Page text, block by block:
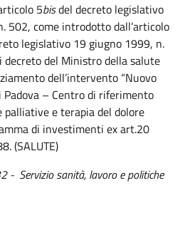
5bisdel decreto legislativo
502, come introdotto dall’articolo
legislativo 19 giugno 1999, n.
decreto del Ministro della salute
dell’intervento “Nuovo
Padova – Centro di riferimento
palliative e terapia del dolore
di investimenti ex art.20
(SALUTE)
- Serviziosanità, lavoro e politiche